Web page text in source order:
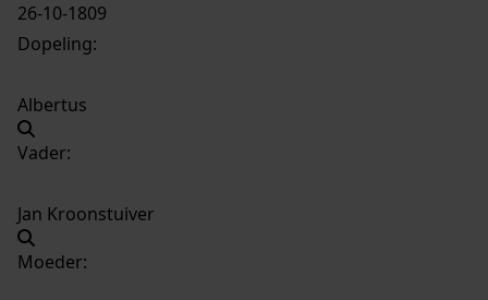
26-10-1809
Dopeling:
Albertus
Vader:
Jan Kroonstuiver
Moeder: